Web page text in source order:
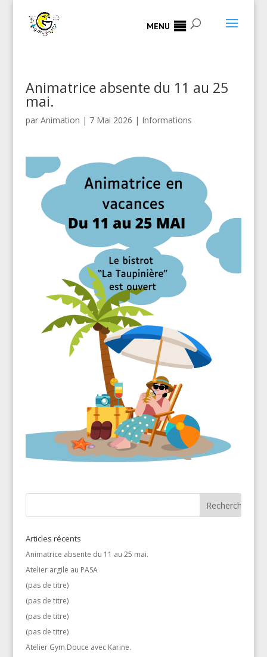
MENU
Animatrice absente du 11 au 25
mai.
par Animation | 7 Mai 2026 | Informations
Articles récents
Animatrice absente du 11 au 25 mai.
Atelier argile au PASA
(pas de titre)
(pas de titre)
(pas de titre)
(pas de titre)
Atelier Gym.Douce avec Karine.